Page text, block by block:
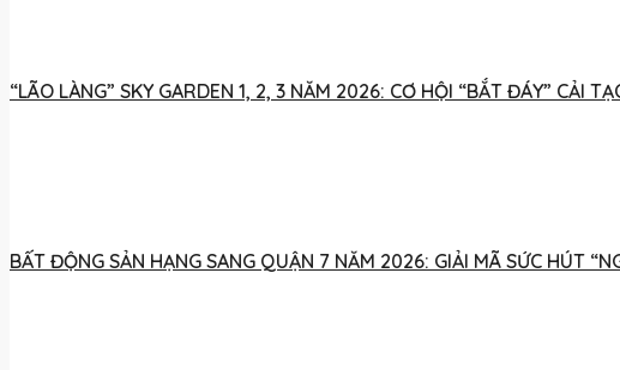
“LÃO LÀNG” SKY GARDEN 1, 2, 3 NĂM 2026: CƠ HỘI “BẮT ĐÁY” CẢI
BẤT ĐỘNG SẢN HẠNG SANG QUẬN 7 NĂM 2026: GIẢI MÃ SỨC HÚT